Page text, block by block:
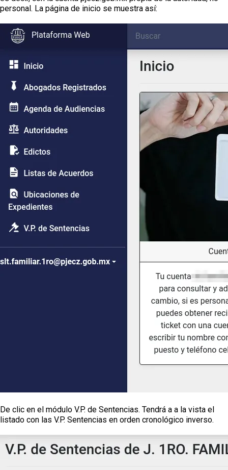
personal. La página de inicio se muestra así:
De clic en el módulo V.P. de Sentencias. Tendrá a a la vista el
listado con las V.P. Sentencias en orden cronológico inverso.